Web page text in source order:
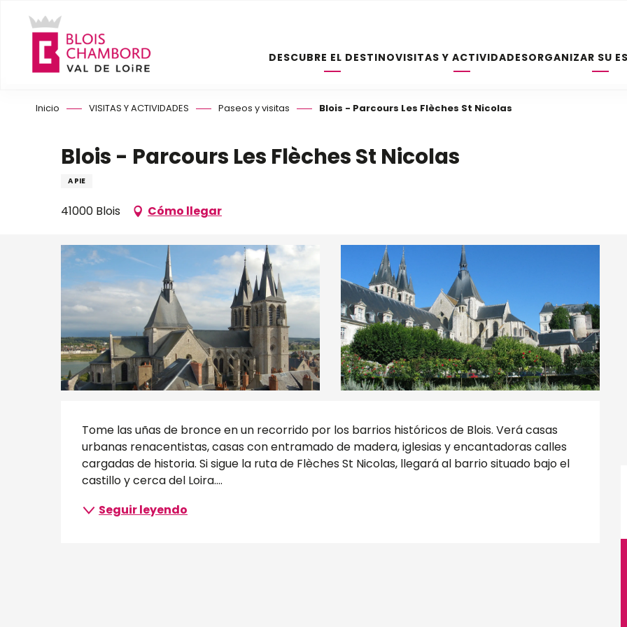
contenu
principal
DESCUBRE EL DESTINOVISITAS Y ACTIVIDADESORGANIZAR SU
Inicio VISITAS Y ACTIVIDADES Paseos y visitas Blois - Parcours Les Flèches St Nicolas
Blois - Parcours Les Flèches St Nicolas
A PIE
41000 Blois Cómo llegar
Descripción
Tome las uñas de bronce en un recorrido por los barrios históricos de Blois. Verá casas
urbanas renacentistas, casas con entramado de madera, iglesias y encantadoras calles
cargadas de historia. Si sigue la ruta de Flèches St Nicolas, llegará al barrio situado bajo el
castillo y cerca del Loira....
Seguir leyendo